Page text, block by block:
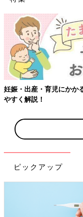
妊娠・出産・育児にかか
やすく解説！
ピックアップ